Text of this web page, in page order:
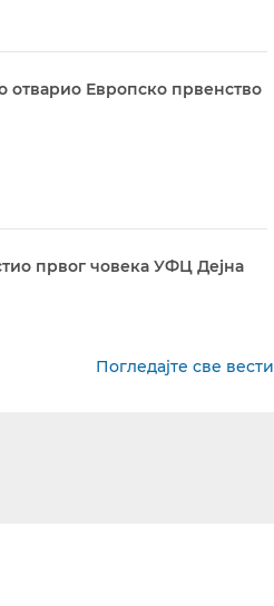
отварио Европско првенство
првог човека УФЦ Дејна
Погледајте све вести